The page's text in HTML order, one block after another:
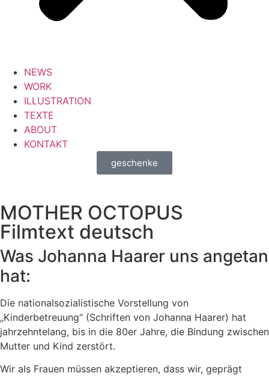
NEWS
WORK
ILLUSTRATION
TEXTE
ABOUT
KONTAKT
geschenke
MOTHER OCTOPUS
Filmtext deutsch
Was Johanna Haarer uns angetan
hat:
Die nationalsozialistische Vorstellung von
„Kinderbetreuung“ (Schriften von Johanna Haarer) hat
jahrzehntelang, bis in die 80er Jahre, die Bindung zwischen
Mutter und Kind zerstört.
Wir als Frauen müssen akzeptieren, dass wir, geprägt